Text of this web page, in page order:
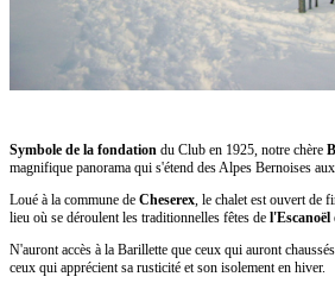
Symbole de la fondation du Club en 1925, notre chère
magnifique panorama qui s'étend des Alpes Bernoises
Loué à la commune de Cheserex, le chalet est ouvert de
lieu où se déroulent les traditionnelles fêtes de l'Escanoël
N'auront accès à la Barillette que ceux qui auront
ceux qui apprécient sa rusticité et son isolement en hiver.